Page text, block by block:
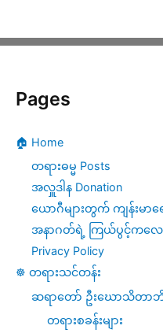
ဝ
ထေ
ကိလေသာ
အာရုံ
(၅)ပါး၏
အကျိုး
Pages
🏠 Home
တရားဓမ္မ Posts
အလှူဒါန Donation
ယောဂီများတွက် ကျန်းမာ
အနာဂတ်ရဲ့ ကြယ်ပွင့်ကလေး
Privacy Policy
☸️ တရားသင်တန်း
ဆရာတော် ဦးဃောသိတာဘိဝံ
တရားစခန်းများ